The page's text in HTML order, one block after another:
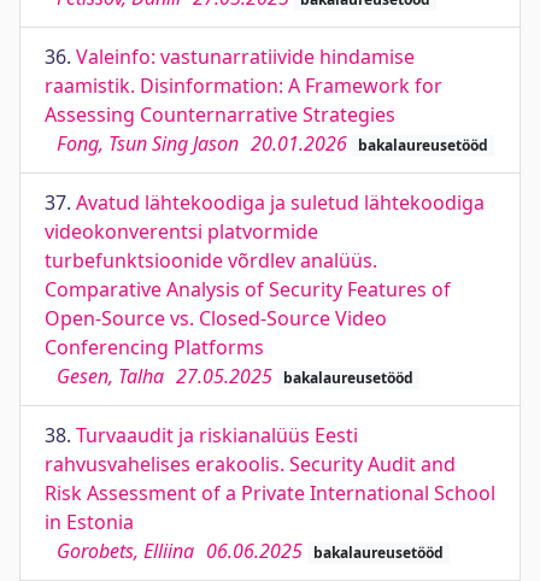
36. Valeinfo: vastunarratiivide hindamise
raamistik. Disinformation: A Framework for
Assessing Counternarrative Strategies
Fong, Tsun Sing Jason 20.01.2026 bakalaureusetööd
37. Avatud lähtekoodiga ja suletud lähtekoodiga
videokonverentsi platvormide
turbefunktsioonide võrdlev analüüs.
Comparative Analysis of Security Features of
Open-Source vs. Closed-Source Video
Conferencing Platforms
Gesen, Talha 27.05.2025 bakalaureusetööd
38. Turvaaudit ja riskianalüüs Eesti
rahvusvahelises erakoolis. Security Audit and
Risk Assessment of a Private International School
in Estonia
Gorobets, Elliina 06.06.2025 bakalaureusetööd